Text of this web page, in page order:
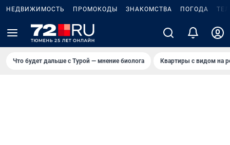
НЕДВИЖИМОСТЬ ПРОМОКОДЫ ЗНАКОМСТВА ПОГОДА
Что будет дальше с Турой — мнение биолога Квартиры с видом на